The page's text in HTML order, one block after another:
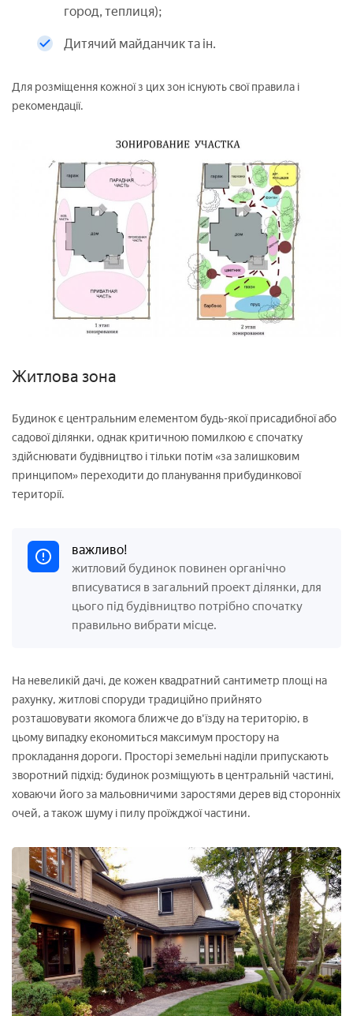
город, теплиця);
Дитячий майданчик та ін.
Для розміщення кожної з цих зон існують свої правила і
рекомендації.
Житлова зона
Будинок є центральним елементом будь-якої присадибної або
садової ділянки, однак критичною помилкою є спочатку
здійснювати будівництво і тільки потім «за залишковим
принципом» переходити до планування прибудинкової
території.
важливо!
житловий будинок повинен органічно
вписуватися в загальний проект ділянки, для
цього під будівництво потрібно спочатку
правильно вибрати місце.
На невеликій дачі, де кожен квадратний сантиметр площі на
рахунку, житлові споруди традиційно прийнято
розташовувати якомога ближче до в'їзду на територію, в
цьому випадку економиться максимум простору на
прокладання дороги. Просторі земельні наділи припускають
зворотний підхід: будинок розміщують в центральній частині,
ховаючи його за мальовничими заростями дерев від сторонніх
очей, а також шуму і пилу проїжджої частини.